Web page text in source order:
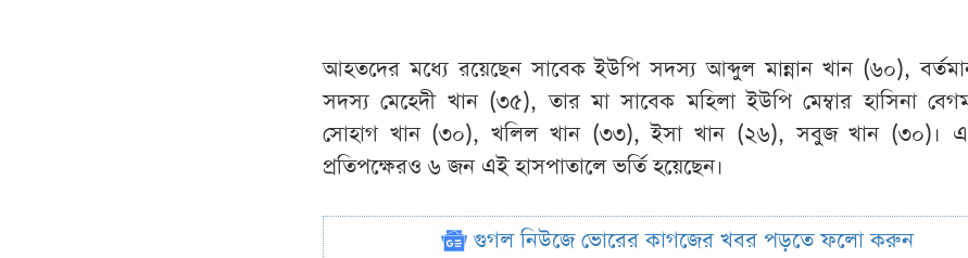
আহতদের মধ্যে রয়েছেন সাবেক ইউপি সদস্য আব্দুল মান্নান খান (৬০),
সদস্য মেহেদী খান (৩৫), তার মা সাবেক মহিলা ইউপি মেম্বার হাসিনা
সোহাগ খান (৩০), খলিল খান (৩৩), ইসা খান (২৬), সবুজ খান (৩০)। এ
প্রতিপক্ষেরও ৬ জন এই হাসপাতালে ভর্তি হয়েছেন।
গুগল নিউজে ভোরের কাগজের খবর পড়তে ফলো করুন